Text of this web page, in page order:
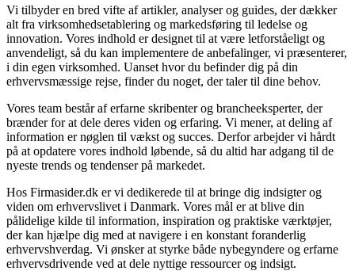
Vi tilbyder en bred vifte af artikler, analyser og guides, der dækker
alt fra virksomhedsetablering og markedsføring til ledelse og
innovation. Vores indhold er designet til at være letforståeligt og
anvendeligt, så du kan implementere de anbefalinger, vi præsenterer,
i din egen virksomhed. Uanset hvor du befinder dig på din
erhvervsmæssige rejse, finder du noget, der taler til dine behov.
Vores team består af erfarne skribenter og brancheeksperter, der
brænder for at dele deres viden og erfaring. Vi mener, at deling af
information er nøglen til vækst og succes. Derfor arbejder vi hårdt
på at opdatere vores indhold løbende, så du altid har adgang til de
nyeste trends og tendenser på markedet.
Hos Firmasider.dk er vi dedikerede til at bringe dig indsigter og
viden om erhvervslivet i Danmark. Vores mål er at blive din
pålidelige kilde til information, inspiration og praktiske værktøjer,
der kan hjælpe dig med at navigere i en konstant foranderlig
erhvervshverdag. Vi ønsker at styrke både nybegyndere og erfarne
erhvervsdrivende ved at dele nyttige ressourcer og indsigt.